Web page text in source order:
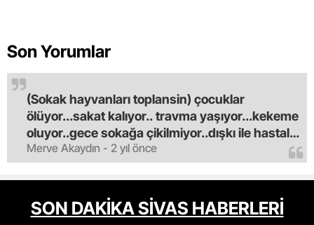
Son Yorumlar
Merve Akaydın - 2 yıl önce
(Sokak hayvanları toplansin) çocuklar
ölüyor...sakat kalıyor.. travma yaşıyor...kekeme
oluyor..gece sokağa çikilmiyor..dışkı ile hastalık
saciyorlar.araba ve taksi olmadan eve
gldemiyoruz.artik bıktık.mama lobisinden para
alan tipler yüzünden bu vahşi hayvanlar
masum algısı yapılıyor.iki gün aç kalsa kendi
cinsini bile öldüren bu kopekler derhal
SON DAKİKA SİVAS HABERLERİ